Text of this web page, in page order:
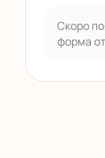
Скоро
форма